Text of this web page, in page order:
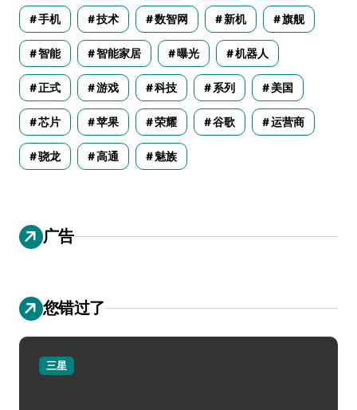
手机 技术 数智网 新机 旗舰
智能 智能家居 曝光 机器人
正式 游戏 科技 系列 美国
芯片 苹果 荣耀 谷歌 运营商
骁龙 高通 魅族
广告
您错过了
三星